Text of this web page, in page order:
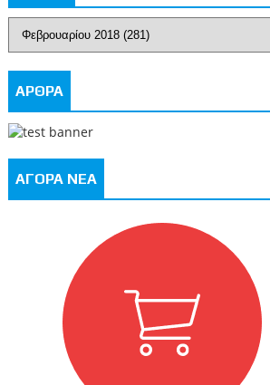
ΑΡΘΡΑ
ΑΓΟΡΑ ΝΕΑ